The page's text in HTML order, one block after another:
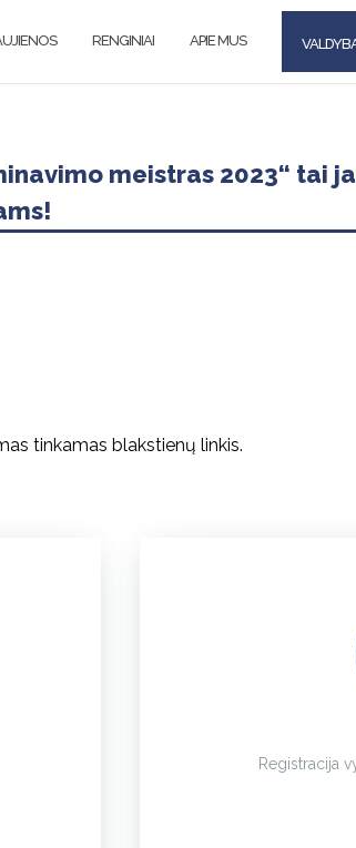
RENGINIAI APIE MUS
meistras 2023“ tai
tinkamas blakstienų linkis.
Registracija